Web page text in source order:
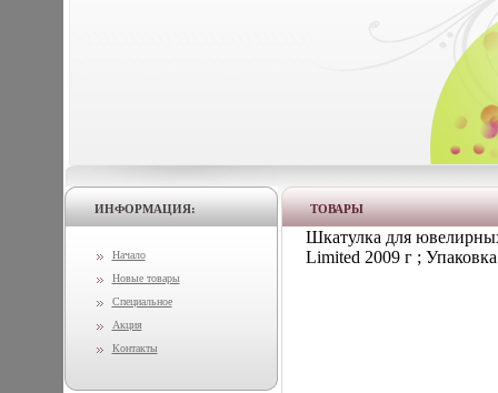
ИНФОРМАЦИЯ:
Начало
Новые товары
Специальное
Акция
Контакты
ТОВАРЫ
Шкатулка для
Limited 2009 г ;